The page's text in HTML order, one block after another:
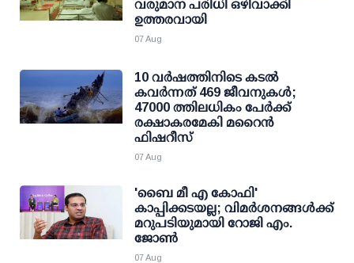
വരുമാന പരിധി ഒഴിവാക്കി
ഉത്തരവായി
07 Aug
10 വര്‍ഷത്തിനിടെ കടല്‍
കവര്‍ന്നത് 469 ജീവനുകള്‍;
47000 ത്തിലധികം പേര്‍ക്ക്
രക്ഷാകരമേകി മറൈന്‍
ഫിഷറീസ്
07 Aug
'ബൈ മീ എ കോഫി'
കാപ്പിക്കടയല്ല; വിമര്‍ശനങ്ങള്‍ക്ക്
മറുപടിയുമായി റോജി എം.
ജോണ്‍
07 Aug